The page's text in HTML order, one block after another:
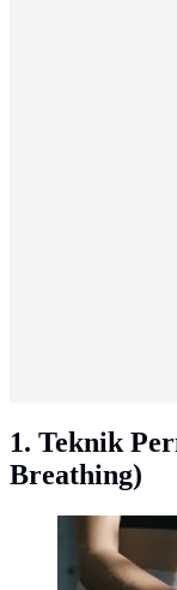
1. Teknik
Breathing)
Ilustrasi